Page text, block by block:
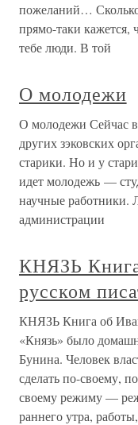
пожеланий…
прямо-таки кажется,
тебе люди. В той
О молодежи
О молодежи Сейчас
других зэковских
старики. Но и у
идет молодежь —
научные работники.
администрации
КНЯЗЬ
русском
КНЯЗЬ Книга об
«Князь» было
Бунина. Человек
сделать по-своему,
своему режиму —
раннего утра, работы,